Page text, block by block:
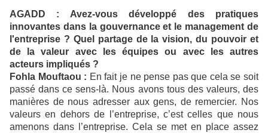
AGADD : Avez-vous développé des pratiques
innovantes dans la gouvernance et le management de
l'entreprise ? Quel partage de la vision, du pouvoir et
de la valeur avec les équipes ou avec les autres
acteurs impliqués ?
Fohla Mouftaou : En fait je ne pense pas que cela se soit
passé dans ce sens-là. Nous avons tous des valeurs, des
manières de nous adresser aux gens, de remercier. Nos
valeurs en dehors de l’entreprise, c’est celles que nous
amenons dans l’entreprise. Cela se met en place assez